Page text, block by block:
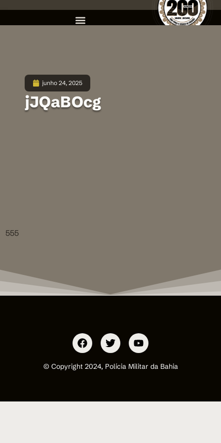
junho 24, 2025
jJQaBOcg
555
© Copyright 2024, Polícia Militar da Bahia